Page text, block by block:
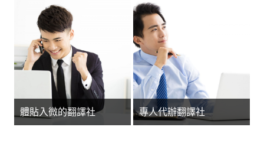
體貼入微的翻譯社 專人代辦翻譯社